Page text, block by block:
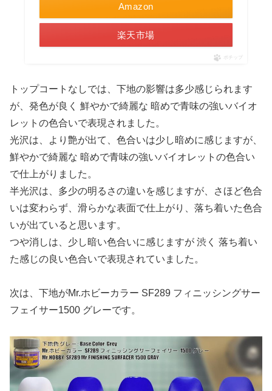
Amazon
楽天市場
ポチップ
トップコートなしでは、下地の影響は多少感じられます
が、発色が良く 鮮やかで綺麗な 暗めで青味の強いバイオ
レットの色合いで表現されました。
光沢は、より艶が出て、色合いは少し暗めに感じますが、
鮮やかで綺麗な 暗めで青味の強いバイオレットの色合い
で仕上がりました。
半光沢は、多少の明るさの違いを感じますが、さほど色合
いは変わらず、滑らかな表面で仕上がり、落ち着いた色合
いが出ていると思います。
つや消しは、少し暗い色合いに感じますが 渋く 落ち着い
た感じの良い色合いで表現されていました。
次は、下地がMr.ホビーカラー SF289 フィニッシングサー
フェイサー1500 グレーです。